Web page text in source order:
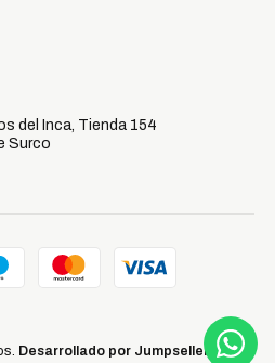
del Inca, Tienda 154
Surco
Desarrollado por Jumpseller